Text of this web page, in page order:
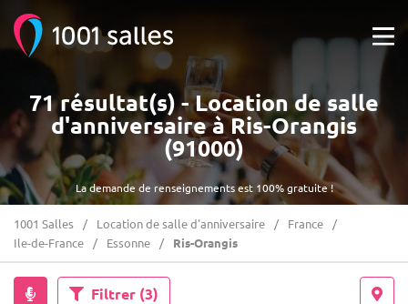
La demande de renseignements est 100% gratuite !
71 résultat(s) - Location de salle
d'anniversaire à Ris-Orangis
(91000)
1001 Salles Location de salle d'anniversaire
France
Ile-de-France
Essonne Ris-Orangis
Filtrer (3)